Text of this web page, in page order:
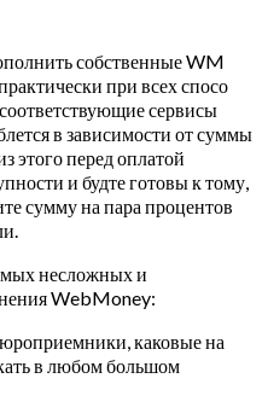
собственные WM
при всех спосо
сервисы
в зависимости от суммы
этого перед оплатой
и будте готовы к тому,
сумму на пара процентов
несложных и
WebMoney:
каковые на
в любом большом